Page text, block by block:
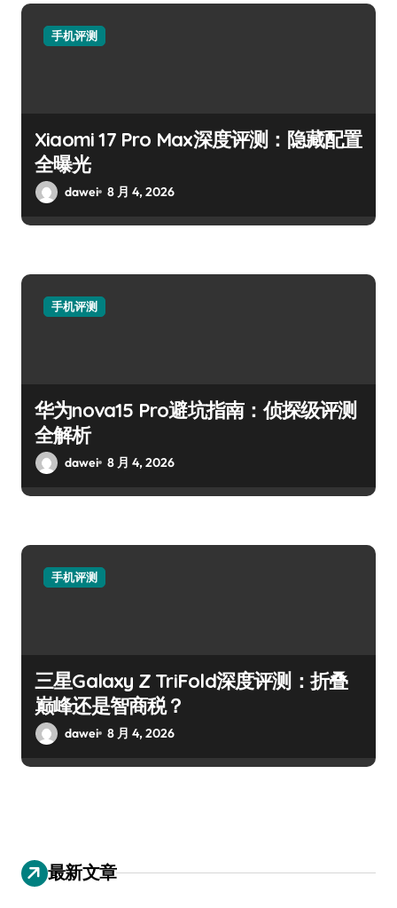
手机评测
Xiaomi 17 Pro Max深度评测：隐藏配置
全曝光
dawei 8 月 4, 2026
手机评测
华为nova15 Pro避坑指南：侦探级评测
全解析
dawei 8 月 4, 2026
手机评测
三星Galaxy Z TriFold深度评测：折叠
巅峰还是智商税？
dawei 8 月 4, 2026
最新文章